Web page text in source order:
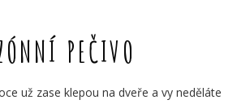
PEČIVO
už zase klepou na dveře a vy neděláte